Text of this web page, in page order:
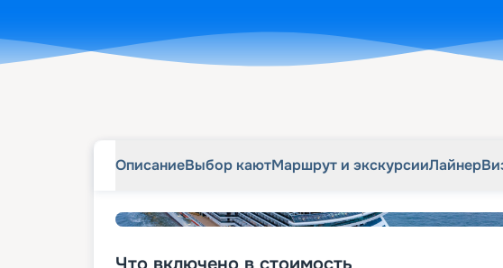
ОписаниеВыбор каютМаршрут и экскурсииЛайнер